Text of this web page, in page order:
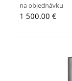
na objednávku
1 500.00 €